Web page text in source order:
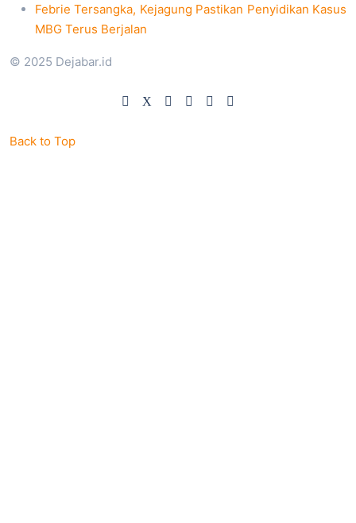
Febrie Tersangka, Kejagung Pastikan Penyidikan Kasus
MBG Terus Berjalan
© 2025 Dejabar.id
Back to Top